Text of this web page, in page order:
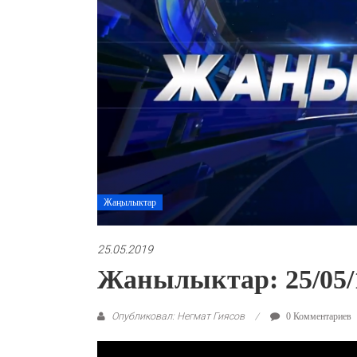
Жаңылыктар
25.05.2019
Жанылыктар: 25/05/
Опубликовал: Негмат Гиясов 0 Комментариев